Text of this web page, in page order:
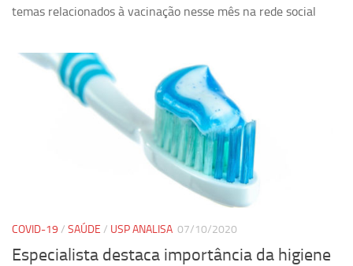
temas relacionados à vacinação nesse mês na rede social
COVID-19 / SAÚDE / USP ANALISA 07/10/2020
Especialista destaca importância da higiene